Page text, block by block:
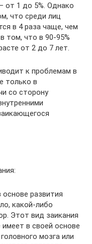
от 1 до 5%. Однако
что среди лиц
в 4 раза чаще, чем
том, что в 90-95%
от 2 до 7 лет.
к проблемам в
только в
со сторону
основе развития
какой-либо
Этот вид заикания
имеет в своей основе
мозга или